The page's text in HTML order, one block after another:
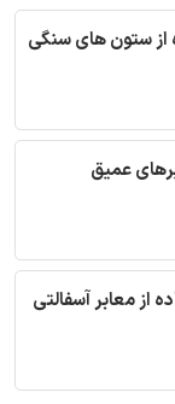
از ستون های سنگی
عمیق
از معابر آسفالتی